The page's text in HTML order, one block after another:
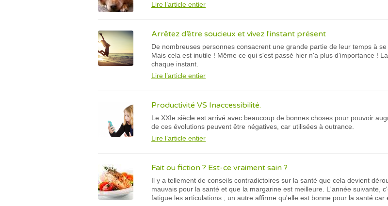
Lire l’article entier
Arrêtez d’être soucieux et vivez l'instant présent
De nombreuses personnes consacrent une grande partie de leur temps à
Mais cela est inutile ! Même ce qui s'est passé hier n'a plus d'importance !
chaque instant.
Lire l’article entier
Productivité VS Inaccessibilité.
Le XXIe siècle est arrivé avec beaucoup de bonnes choses pour pouvoir
de ces évolutions peuvent être négatives, car utilisées à outrance.
Lire l’article entier
Fait ou fiction ? Est-ce vraiment sain ?
Il y a tellement de conseils contradictoires sur la santé que cela devient
mauvais pour la santé et que la margarine est meilleure. L'année suivante,
fatigue les articulations ; un autre affirme qu'elle est bonne pour la santé car